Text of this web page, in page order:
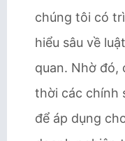
chúng tôi có
hiểu sâu về
quan. Nhờ đó,
thời các chính
để áp dụng